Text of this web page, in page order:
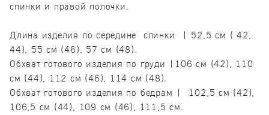
спинки и правой полочки.
Длина изделия по середине спинки | 52,5 см ( 42,
44), 55 см (46), 57 см (48).
Обхват готового изделия по груди |106 см (42), 110
см (44), 112 см (46), 114 см (48).
Обхват готового изделия по бедрам | 102,5 см (42),
106,5 см (44), 109 см (46), 111,5 см.